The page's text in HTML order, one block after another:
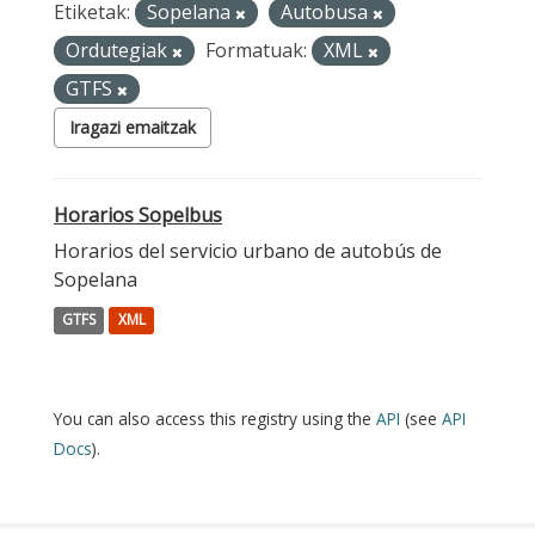
Etiketak: Sopelana
Autobusa
Ordutegiak
Formatuak:
XML
GTFS
Iragazi emaitzak
Horarios Sopelbus
Horarios del servicio urbano de autobús de
Sopelana
GTFS XML
You can also access this registry using the API (see API
Docs).